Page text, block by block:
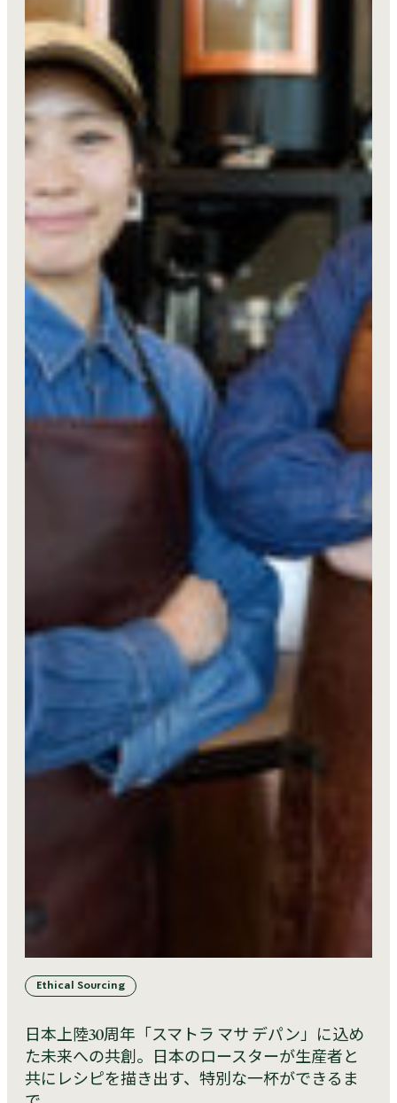
Ethical Sourcing
日本上陸30周年「スマトラ マサ デパン」に込め
た未来への共創。日本のロースターが生産者と
共にレシピを描き出す、特別な一杯ができるま